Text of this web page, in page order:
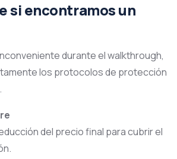
si encontramos un
durante el walkthrough,
los protocolos de protección
del precio final para cubrir el